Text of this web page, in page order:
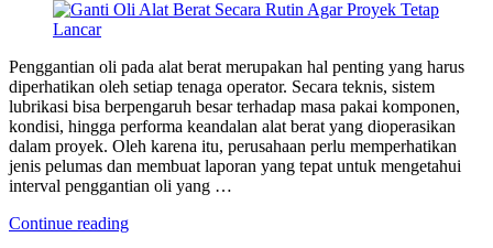
Penggantian oli pada alat berat merupakan hal penting yang harus
diperhatikan oleh setiap tenaga operator. Secara teknis, sistem
lubrikasi bisa berpengaruh besar terhadap masa pakai komponen,
kondisi, hingga performa keandalan alat berat yang dioperasikan
dalam proyek. Oleh karena itu, perusahaan perlu memperhatikan
jenis pelumas dan membuat laporan yang tepat untuk mengetahui
interval penggantian oli yang …
Continue reading“Ganti